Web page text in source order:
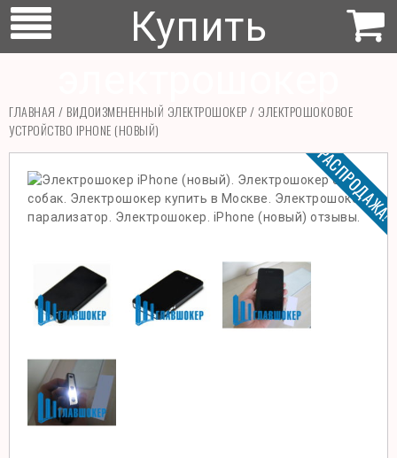
Купить
ГЛАВНАЯ / ВИДОИЗМЕНЕННЫЙ ЭЛЕКТРОШОКЕР/ ЭЛЕКТРОШОКОВОЕ
УСТРОЙСТВО IPHONE (НОВЫЙ)
РАСПРОДАЖА!